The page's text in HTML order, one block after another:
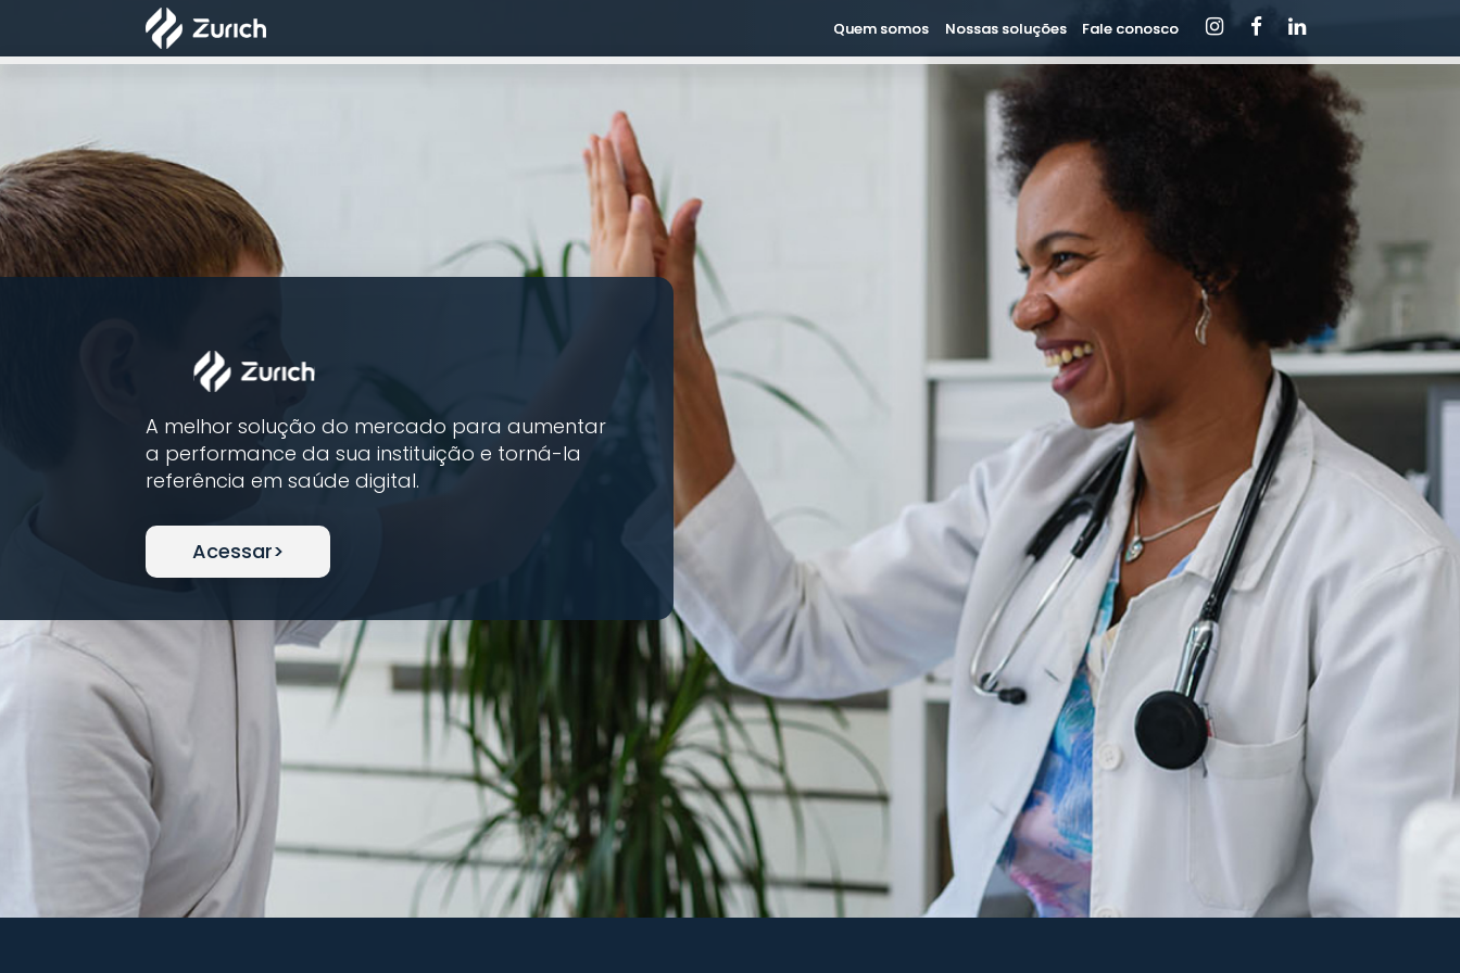
Quem somos Nossas soluções Fale conosco
A melhor solução do mercado para aumentar
a performance da sua instituição e torná-la
referência em saúde digital.
Acessar>